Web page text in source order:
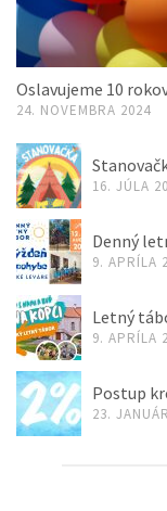
Oslavujeme 10
24. NOVEMBRA 2024
16. JÚLA
Denný
9. APRÍLA
Letný
9. APRÍLA
Postup
23.